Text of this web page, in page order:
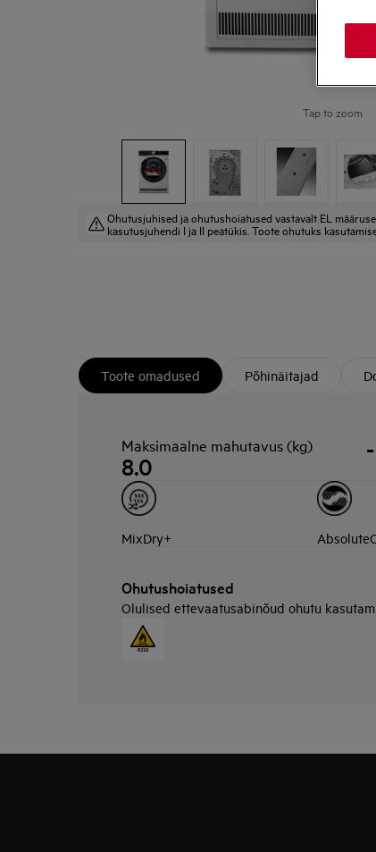
Tap to zoom
Ohutusjuhised ja ohutushoiatused vastavalt EL
kasutusjuhendi I ja II peatükis. Toote ohutuks
Toote omadused Põhinäitajad
Maksimaalne mahutavus (kg)
8.0
-
MixDry+
Ohutushoiatused
Olulised ettevaatusabinõud ohutu